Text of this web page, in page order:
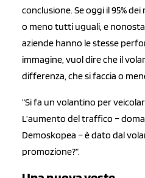
conclusione. Se oggi il 95%
o meno tutti uguali, e
aziende hanno le stesse
immagine, vuol dire che il
differenza, che si faccia o
“Si fa un volantino per
L’aumento del traffico –
Demoskopea – è dato dal
promozione?”.